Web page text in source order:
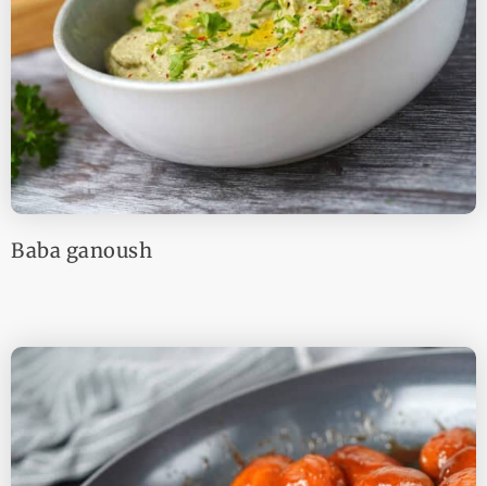
Baba ganoush